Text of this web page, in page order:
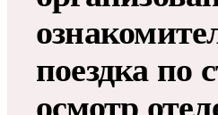
поездка по
осмотр